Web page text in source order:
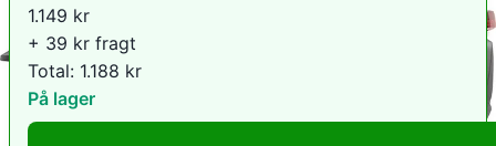
1.149 kr
+ 39 kr fragt
Total: 1.188 kr
På lager